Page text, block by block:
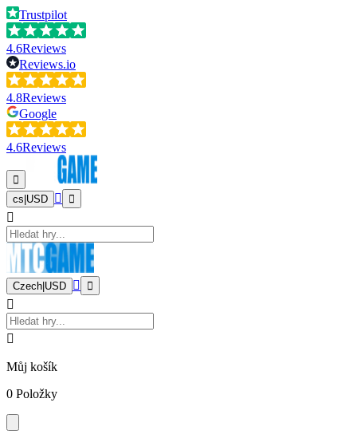
Trustpilot
4.6Reviews
Reviews.io
4.8Reviews
Google
4.6Reviews
cs USD
Czech USD
Můj košík
0 Položky